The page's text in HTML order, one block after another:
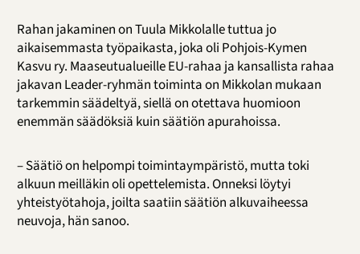
Rahan jakaminen on Tuula Mikkolalle tuttua jo
aikaisemmasta työpaikasta, joka oli Pohjois-Kymen
Kasvu ry. Maaseutualueille EU-rahaa ja kansallista rahaa
jakavan Leader-ryhmän toiminta on Mikkolan mukaan
tarkemmin säädeltyä, siellä on otettava huomioon
enemmän säädöksiä kuin säätiön apurahoissa.
– Säätiö on helpompi toimintaympäristö, mutta toki
alkuun meilläkin oli opettelemista. Onneksi löytyi
yhteistyötahoja, joilta saatiin säätiön alkuvaiheessa
neuvoja, hän sanoo.